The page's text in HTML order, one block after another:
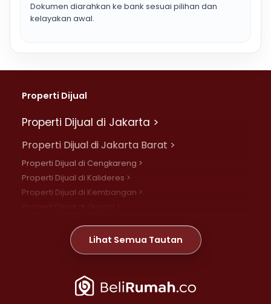
Dokumen diarahkan ke bank sesuai pilihan dan
kelayakan awal.
Properti Dijual
Properti Dijual di Jakarta >
Properti Dijual di Jakarta Barat >
Properti Dijual di Cengkareng >
Properti Dijual di Kalideres >
Properti Dijual di Kembangan >
Properti Dijual di Meruya >
Properti Dijual di Jelambar >
Properti Dijual di Jakarta Pusat >
Lihat Semua Tautan